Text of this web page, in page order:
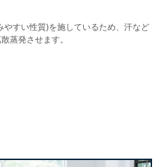
すい性質)を施しているため、汗など
蒸発させます。